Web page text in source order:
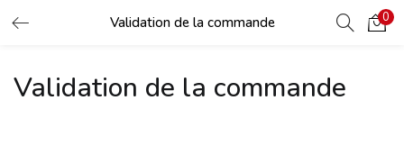
Validation de la commande 0
LOGIN
Enter your username and password to login.
Validation de la commande